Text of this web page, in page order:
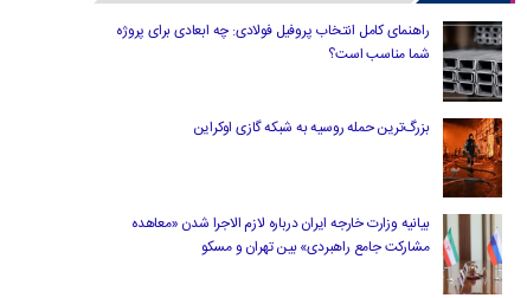
راهنمای کامل انتخاب پروفیل فولادی: چه ابعادی برای پروژه
شما مناسب است؟
بزرگ‌ترین حمله روسیه به شبکه گازی اوکراین
بیانیه وزارت خارجه ایران درباره لازم‌ الاجرا شدن «معاهده
مشارکت جامع راهبردی» بین تهران و مسکو